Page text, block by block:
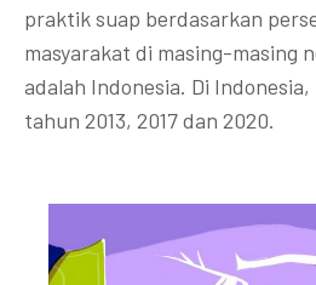
praktik suap berdasarkan
masyarakat di masing-masing
adalah Indonesia. Di
tahun 2013, 2017 dan 2020.